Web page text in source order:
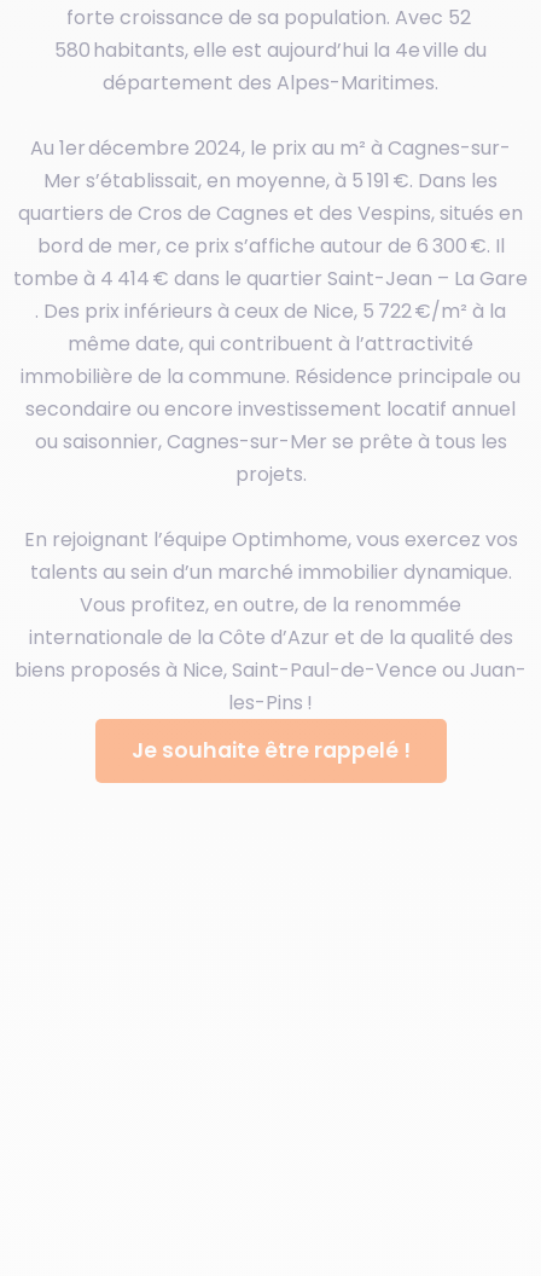
forte croissance de sa population. Avec 52
580 habitants, elle est aujourd’hui la 4e ville du
département des Alpes-Maritimes.
Au 1er décembre 2024, le prix au m² à Cagnes-sur-
Mer s’établissait, en moyenne, à 5 191 €. Dans les
quartiers de Cros de Cagnes et des Vespins, situés en
bord de mer, ce prix s’affiche autour de 6 300 €. Il
tombe à 4 414 € dans le quartier Saint-Jean – La Gare
. Des prix inférieurs à ceux de Nice, 5 722 €/m² à la
même date, qui contribuent à l’attractivité
immobilière de la commune. Résidence principale ou
secondaire ou encore investissement locatif annuel
ou saisonnier, Cagnes-sur-Mer se prête à tous les
projets.
En rejoignant l’équipe Optimhome, vous exercez vos
talents au sein d’un marché immobilier dynamique.
Vous profitez, en outre, de la renommée
internationale de la Côte d’Azur et de la qualité des
biens proposés à Nice, Saint-Paul-de-Vence ou Juan-
les-Pins !
Je souhaite être rappelé !